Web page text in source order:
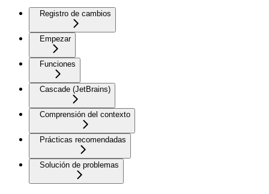
Registro de cambios
Empezar
Funciones
Cascade (JetBrains)
Comprensión del contexto
Prácticas recomendadas
Solución de problemas